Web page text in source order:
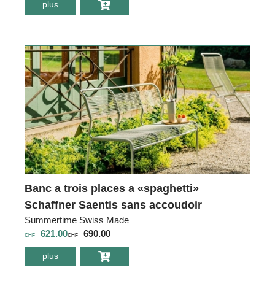
plus environ Banc a
trois places a
avec accoudoir
Banc a trois places a «spaghetti»
Schaffner Saentis sans accoudoir
Summertime Swiss Made
CHF 621.00CHF 690.00
plus environ Banc a
trois places a